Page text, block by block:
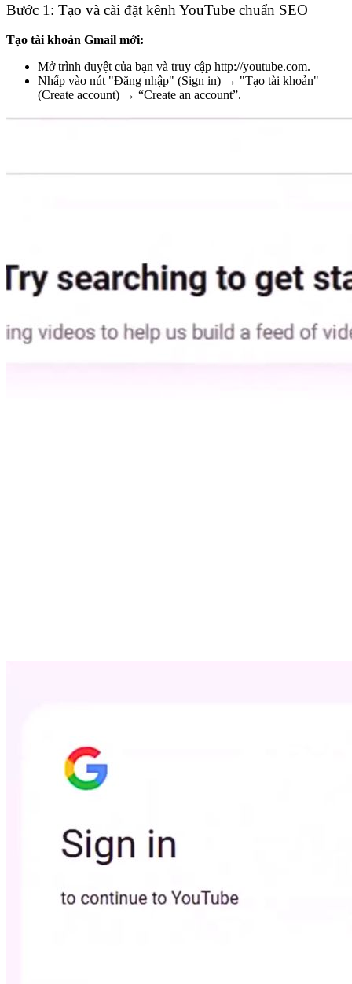
Bước 1: Tạo và cài đặt kênh YouTube chuẩn SEO
Tạo tài khoản Gmail mới:
Mở trình duyệt của bạn và truy cập http://youtube.com.
Nhấp vào nút "Đăng nhập" (Sign in) → "Tạo tài khoản"
(Create account) → “Create an account”.